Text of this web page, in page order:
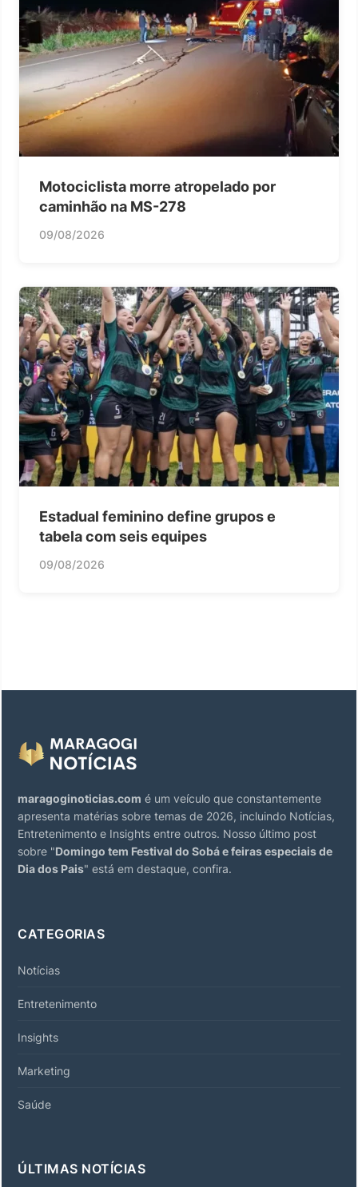
Motociclista morre atropelado por
caminhão na MS-278
09/08/2026
Estadual feminino define grupos e
tabela com seis equipes
09/08/2026
maragoginoticias.com é um veículo que constantemente
apresenta matérias sobre temas de 2026, incluindo Notícias,
Entretenimento e Insights entre outros. Nosso último post
sobre "Domingo tem Festival do Sobá e feiras especiais de
Dia dos Pais" está em destaque, confira.
CATEGORIAS
Notícias
Entretenimento
Insights
Marketing
Saúde
ÚLTIMAS NOTÍCIAS